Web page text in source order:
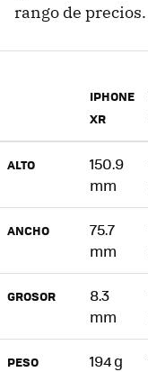
rango de precios.
IPHONE
XR
ALTO
150.9
mm
ANCHO
75.7
mm
GROSOR
8.3
mm
PESO 194 g